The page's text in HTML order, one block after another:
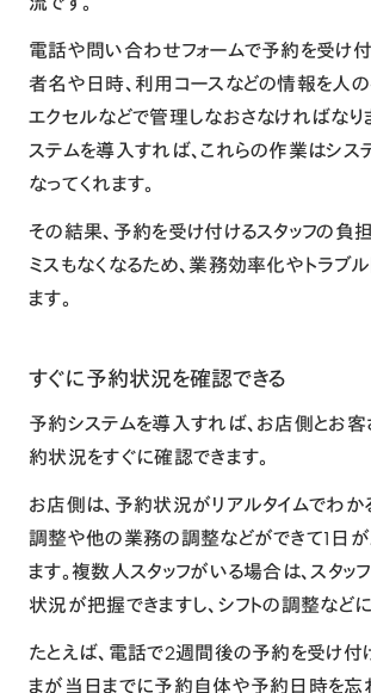
電話や問い合わせフォームで予約を受け
者名や日時、利用コースなどの情報を人の
エクセルなどで管理しなおさなければなり
ステムを導入すれば、これらの作業はシス
なってくれます。
その結果、予約を受け付けるスタッフの負
ミスもなくなるため、業務効率化やトラブ
ます。
すぐに予約状況を確認できる
予約システムを導入すれば、お店側とお
約状況をすぐに確認できます。
お店側は、予約状況がリアルタイムでわか
調整や他の業務の調整などができて1日
ます。複数人スタッフがいる場合は、スタッ
状況が把握できますし、シフトの調整など
たとえば、電話で2週間後の予約を受け付
まが当日までに予約自体や予約日時を忘